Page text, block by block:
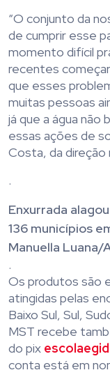
“O conjunto da
de cumprir esse
momento difícil
recentes
que esses
muitas pessoas
já que a água não
essas ações de
Costa, da direção
.
Enxurrada
136 municípios
Manuella Luana/
.
Os produtos são
atingidas pelas
Baixo Sul, Sul,
MST recebe
do pix
conta está em